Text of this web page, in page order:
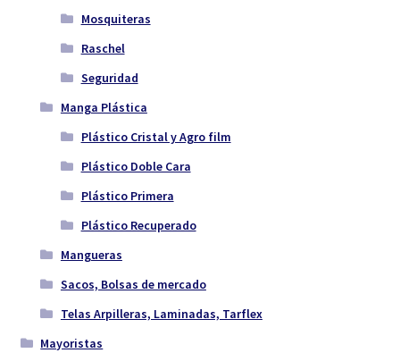
Mosquiteras
Raschel
Seguridad
Manga Plástica
Plástico Cristal y Agro film
Plástico Doble Cara
Plástico Primera
Plástico Recuperado
Mangueras
Sacos, Bolsas de mercado
Telas Arpilleras, Laminadas, Tarflex
Mayoristas